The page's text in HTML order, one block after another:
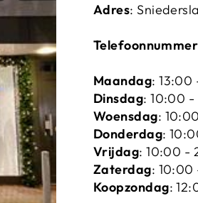
Adres:
Telefoonnummer
Maandag: 13:00
Dinsdag: 10:00 -
Woensdag:
Donderdag:
Vrijdag: 10:00 -
Zaterdag: 10:00
Koopzondag: